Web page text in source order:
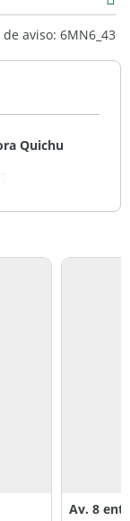
de aviso: 6MN6_43
Quichu
Av. 8